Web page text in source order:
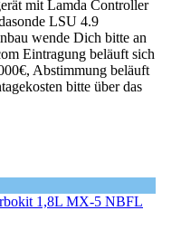
mit Lamda Controller
LSU 4.9
wende Dich bitte an
Eintragung beläuft sich
Abstimmung beläuft
bitte über das